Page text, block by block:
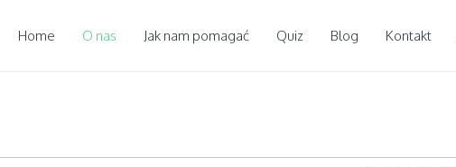
Home O nas Jak nam pomagać Quiz Blog Kontakt